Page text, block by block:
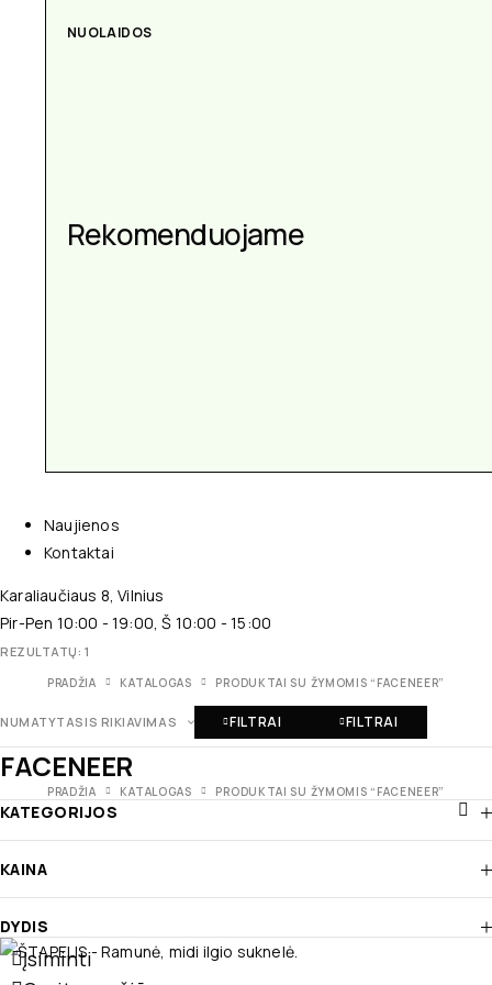
NUOLAIDOS
Rekomenduojame
Naujienos
Kontaktai
Karaliaučiaus 8, Vilnius
Pir-Pen 10:00 - 19:00, Š 10:00 - 15:00
REZULTATŲ: 1
PRADŽIA KATALOGAS PRODUKTAI SU ŽYMOMIS “FACENEER”
NUMATYTASIS RIKIAVIMAS FILTRAI FILTRAI
FACENEER
PRADŽIA KATALOGAS PRODUKTAI SU ŽYMOMIS “FACENEER”
KATEGORIJOS
KAINA
DYDIS
Įsiminti